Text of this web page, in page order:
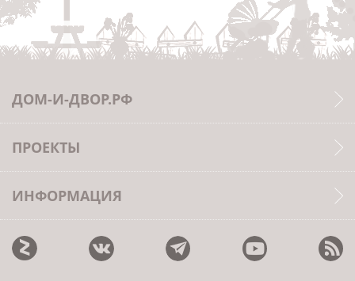
ДОМ-И-ДВОР.РФ
ПРОЕКТЫ
ИНФОРМАЦИЯ